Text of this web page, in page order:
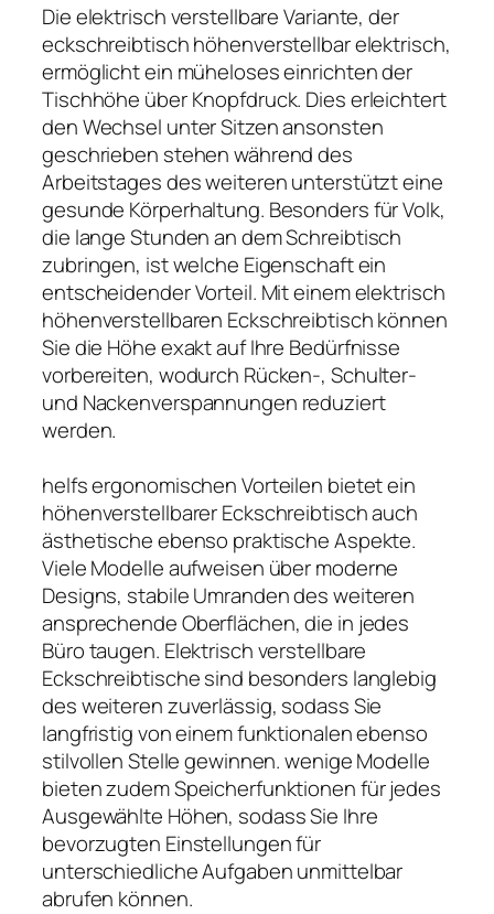
Die elektrisch verstellbare Variante, der
eckschreibtisch höhenverstellbar elektrisch,
ermöglicht ein müheloses einrichten der
Tischhöhe über Knopfdruck. Dies erleichtert
den Wechsel unter Sitzen ansonsten
geschrieben stehen während des
Arbeitstages des weiteren unterstützt eine
gesunde Körperhaltung. Besonders für Volk,
die lange Stunden an dem Schreibtisch
zubringen, ist welche Eigenschaft ein
entscheidender Vorteil. Mit einem elektrisch
höhenverstellbaren Eckschreibtisch können
Sie die Höhe exakt auf Ihre Bedürfnisse
vorbereiten, wodurch Rücken-, Schulter-
und Nackenverspannungen reduziert
werden.
helfs ergonomischen Vorteilen bietet ein
höhenverstellbarer Eckschreibtisch auch
ästhetische ebenso praktische Aspekte.
Viele Modelle aufweisen über moderne
Designs, stabile Umranden des weiteren
ansprechende Oberflächen, die in jedes
Büro taugen. Elektrisch verstellbare
Eckschreibtische sind besonders langlebig
des weiteren zuverlässig, sodass Sie
langfristig von einem funktionalen ebenso
stilvollen Stelle gewinnen. wenige Modelle
bieten zudem Speicherfunktionen für jedes
Ausgewählte Höhen, sodass Sie Ihre
bevorzugten Einstellungen für
unterschiedliche Aufgaben unmittelbar
abrufen können.